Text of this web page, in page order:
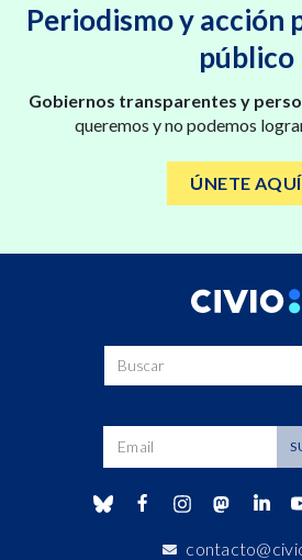
Periodismo y acción
público
Gobiernos transparentes y
queremos y no podemos
ÚNETE AQUÍ
Buscar
Dirección de correo